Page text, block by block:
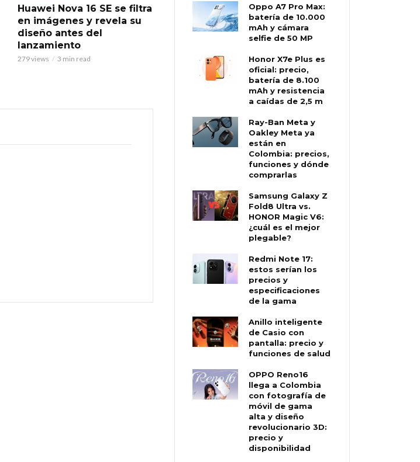
Huawei Nova 16 SE se filtra
en imágenes y revela su
diseño antes del
lanzamiento
279 views 3 min read
Oppo A7 Pro Max:
batería de 10.000
mAh y cámara
selfie de 50 MP
Honor X7e Plus es
oficial: precio,
batería de 8.100
mAh y resistencia
a caídas de 2,5 m
Ray-Ban Meta y
Oakley Meta ya
están en
Colombia: precios,
funciones y dónde
comprarlas
Samsung Galaxy Z
Fold8 Ultra vs.
HONOR Magic V6:
¿cuál es el mejor
plegable?
Redmi Note 17:
estos serían los
precios y
especificaciones
de la gama
Anillo inteligente
de Casio con
pantalla: precio y
funciones de salud
OPPO Reno16
llega a Colombia
con fotografía de
móvil de gama
alta y diseño
revolucionario 3D:
precio y
disponibilidad